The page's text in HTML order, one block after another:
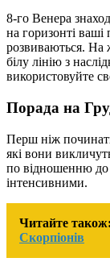
8-го Венера
на горизонті
розвиваються. На
білу лінію з
використовуйте
Порада на
Перш ніж
які вони
по відношенню
інтенсивними.
Читайте також:
Скорпіонів